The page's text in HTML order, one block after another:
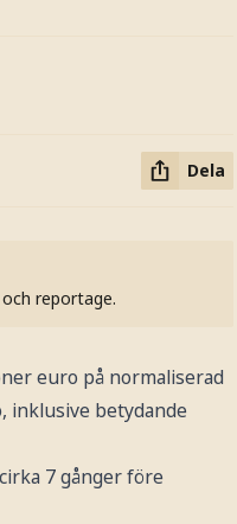
Dela
reportage.
euro på normaliserad
inklusive betydande
7 gånger före